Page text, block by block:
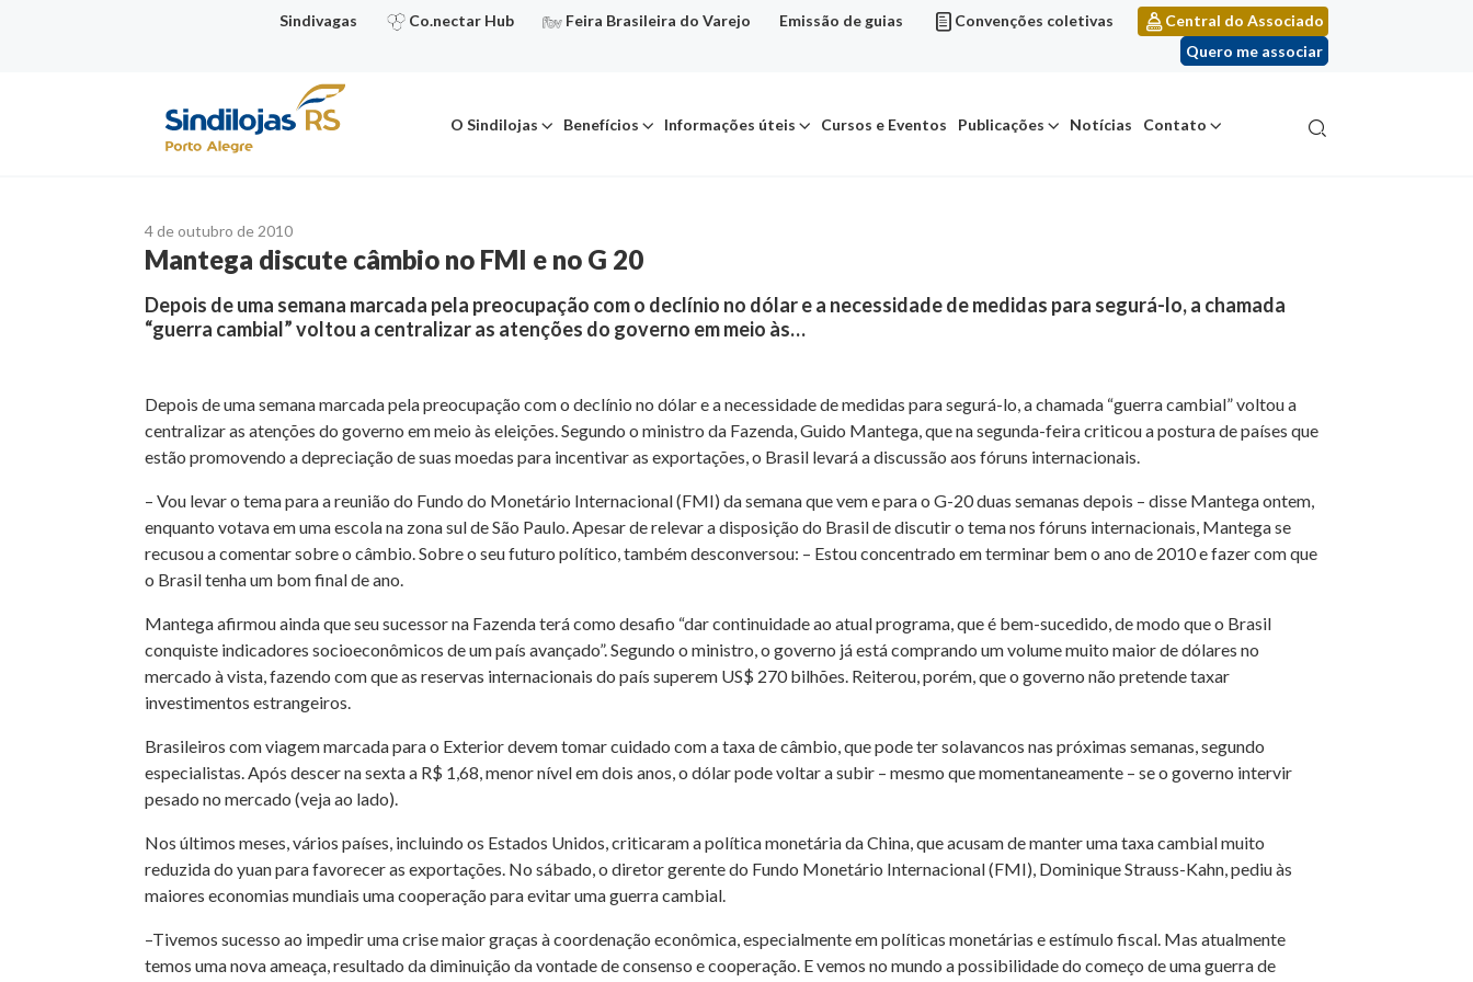
Sindivagas Co.nectar Hub Feira Brasileira do Varejo Emissão de guias Convenções coletivas
Central do Associado
Quero me associar
O Sindilojas Benefícios Informações úteis Cursos e Eventos Publicações Notícias Contato
4 de outubro de 2010
Mantega discute câmbio no FMI e no G 20
Depois de uma semana marcada pela preocupação com o declínio no dólar e a necessidade de medidas para segurá-lo, a chamada
“guerra cambial” voltou a centralizar as atenções do governo em meio às…
Depois de uma semana marcada pela preocupação com o declínio no dólar e a necessidade de medidas para segurá-lo, a chamada “guerra cambial” voltou a
centralizar as atenções do governo em meio às eleições. Segundo o ministro da Fazenda, Guido Mantega, que na segunda-feira criticou a postura de países que
estão promovendo a depreciação de suas moedas para incentivar as exportações, o Brasil levará a discussão aos fóruns internacionais.
– Vou levar o tema para a reunião do Fundo do Monetário Internacional (FMI) da semana que vem e para o G-20 duas semanas depois – disse Mantega ontem,
enquanto votava em uma escola na zona sul de São Paulo. Apesar de relevar a disposição do Brasil de discutir o tema nos fóruns internacionais, Mantega se
recusou a comentar sobre o câmbio. Sobre o seu futuro político, também desconversou: – Estou concentrado em terminar bem o ano de 2010 e fazer com que
o Brasil tenha um bom final de ano.
Mantega afirmou ainda que seu sucessor na Fazenda terá como desafio “dar continuidade ao atual programa, que é bem-sucedido, de modo que o Brasil
conquiste indicadores socioeconômicos de um país avançado”. Segundo o ministro, o governo já está comprando um volume muito maior de dólares no
mercado à vista, fazendo com que as reservas internacionais do país superem US$ 270 bilhões. Reiterou, porém, que o governo não pretende taxar
investimentos estrangeiros.
Brasileiros com viagem marcada para o Exterior devem tomar cuidado com a taxa de câmbio, que pode ter solavancos nas próximas semanas, segundo
especialistas. Após descer na sexta a R$ 1,68, menor nível em dois anos, o dólar pode voltar a subir – mesmo que momentaneamente – se o governo intervir
pesado no mercado (veja ao lado).
Nos últimos meses, vários países, incluindo os Estados Unidos, criticaram a política monetária da China, que acusam de manter uma taxa cambial muito
reduzida do yuan para favorecer as exportações. No sábado, o diretor gerente do Fundo Monetário Internacional (FMI), Dominique Strauss-Kahn, pediu às
maiores economias mundiais uma cooperação para evitar uma guerra cambial.
–Tivemos sucesso ao impedir uma crise maior graças à coordenação econômica, especialmente em políticas monetárias e estímulo fiscal. Mas atualmente
temos uma nova ameaça, resultado da diminuição da vontade de consenso e cooperação. E vemos no mundo a possibilidade do começo de uma guerra de